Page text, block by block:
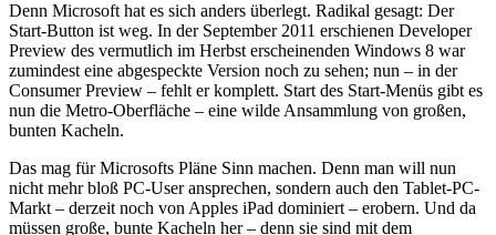
Denn Microsoft hat es sich anders überlegt. Radikal gesagt: Der
Start-Button ist weg. In der September 2011 erschienen Developer
Preview des vermutlich im Herbst erscheinenden Windows 8 war
zumindest eine abgespeckte Version noch zu sehen; nun – in der
Consumer Preview – fehlt er komplett. Start des Start-Menüs gibt es
nun die Metro-Oberfläche – eine wilde Ansammlung von großen,
bunten Kacheln.
Das mag für Microsofts Pläne Sinn machen. Denn man will nun
nicht mehr bloß PC-User ansprechen, sondern auch den Tablet-PC-
Markt – derzeit noch von Apples iPad dominiert – erobern. Und da
müssen große, bunte Kacheln her – denn sie sind mit dem